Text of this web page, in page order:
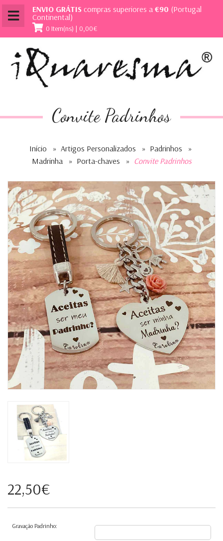
ENVIO GRÁTIS compras superiores a €90 (Portugal
Continental)
0 Item(ns) | 0,00€
Convite Padrinhos
Início » Artigos Personalizados » Padrinhos
»
Madrinha
» Porta-chaves » Convite Padrinhos
22,50€
Gravação Padrinho: